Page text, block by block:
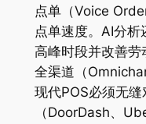
点单（Voice
点单速度。AI分析
高峰时段并改善劳
全渠道（
现代POS必须无
（DoorDash、